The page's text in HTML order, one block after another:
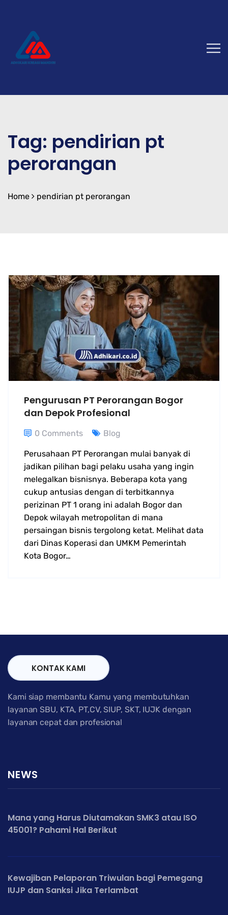
Tag: pendirian pt
perorangan
Home pendirian pt perorangan
Pengurusan PT Perorangan Bogor
dan Depok Profesional
0 Comments Blog
Perusahaan PT Perorangan mulai banyak di
jadikan pilihan bagi pelaku usaha yang ingin
melegalkan bisnisnya. Beberapa kota yang
cukup antusias dengan di terbitkannya
perizinan PT 1 orang ini adalah Bogor dan
Depok wilayah metropolitan di mana
persaingan bisnis tergolong ketat. Melihat data
dari Dinas Koperasi dan UMKM Pemerintah
Kota Bogor…
KONTAK KAMI
Kami siap membantu Kamu yang membutuhkan
layanan SBU, KTA, PT,CV, SIUP, SKT, IUJK dengan
layanan cepat dan profesional
NEWS
Mana yang Harus Diutamakan SMK3 atau ISO
45001? Pahami Hal Berikut
Kewajiban Pelaporan Triwulan bagi Pemegang
IUJP dan Sanksi Jika Terlambat